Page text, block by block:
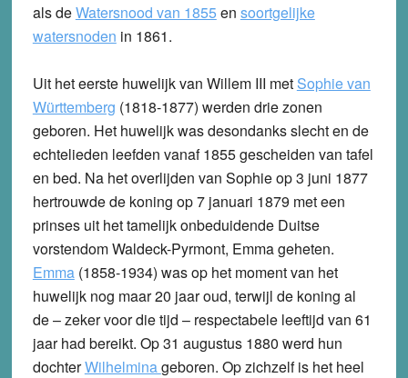
als deWatersnood van 1855en soortgelijke
watersnoden in 1861.
Uit het eerste huwelijk van Willem III met Sophie van
Württemberg (1818-1877) werden drie zonen
geboren. Het huwelijk was desondanks slecht en de
echtelieden leefden vanaf 1855 gescheiden van tafel
en bed. Na het overlijden van Sophie op 3 juni 1877
hertrouwde de koning op 7 januari 1879 met een
prinses uit het tamelijk onbeduidende Duitse
vorstendom Waldeck-Pyrmont, Emma geheten.
Emma(1858-1934) was op het moment van het
huwelijk nog maar 20 jaar oud, terwijl de koning al
de – zeker voor die tijd – respectabele leeftijd van 61
jaar had bereikt. Op 31 augustus 1880 werd hun
dochterWilhelminageboren. Op zichzelf is het heel